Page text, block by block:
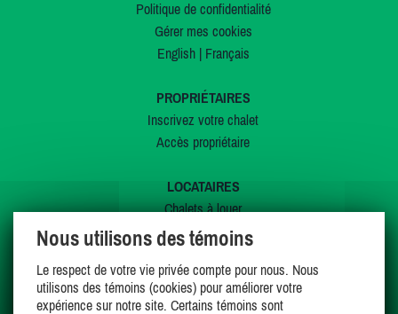
Politique de confidentialité
Gérer mes cookies
English| Français
PROPRIÉTAIRES
Inscrivez votre chalet
Accès propriétaire
LOCATAIRES
Chalets à louer
Chalets à vendre
Offres spéciales
Mes favoris
Nous utilisons des témoins
Le respect de votre vie privée compte pour nous. Nous
utilisons des témoins (cookies) pour améliorer votre
expérience sur notre site. Certains témoins sont